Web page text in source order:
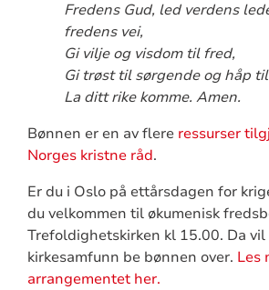
Fredens Gud, led verdens
fredens vei,
Gi vilje og visdom til fred,
Gi trøst til sørgende og håp
La ditt rike komme. Amen.
Bønnen er en av flere ressurser
Norges kristne råd.
Er du i Oslo på ettårsdagen for
du velkommen til økumenisk
Trefoldighetskirken kl 15.00. Da
kirkesamfunn be bønnen over. Les
arrangementet her.